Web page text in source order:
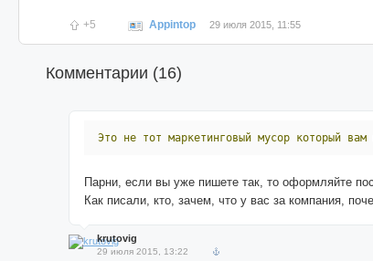
+5 Appintop 29 июля 2015, 11:55
Комментарии (16)
Это не тот маркетинговый мусор который вам
Парни, если вы уже пишете так, то оформляйте
Как писали, кто, зачем, что у вас за компания,
krutovig
29 июля 2015, 13:22